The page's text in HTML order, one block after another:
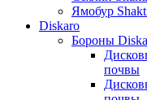
Ямобур
Diskaro
Бороны
почвы